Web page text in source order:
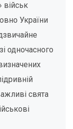
військ
України
одночасного
свята